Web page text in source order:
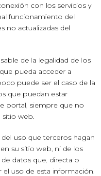
con los servicios y
funcionamiento del
no actualizadas del
de la legalidad de los
pueda acceder a
puede ser el caso de la
que puedan estar
portal, siempre que no
web.
uso que terceros hagan
su sitio web, ni de los
datos que, directa o
uso de esta información.